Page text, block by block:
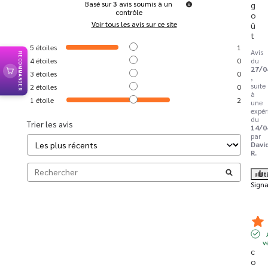
Basé sur3 avis soumis à un
contrôle
Voir tous les avis sur ce site
5 étoiles
1
4étoiles
0
3 étoiles
0
2 étoiles
0
1 étoile 2
Trier les avis
g
o
û
t
Avis
du
27/
,
suite
à
une
du
14/
par
R.
c
o
RECOMMANDER